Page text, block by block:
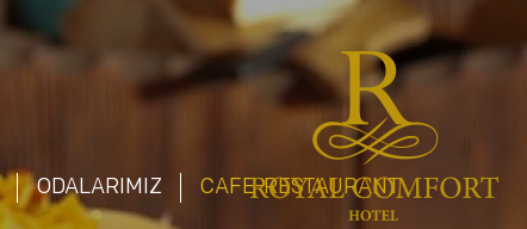
ODALARIMIZ CAFE-RESTAURANT